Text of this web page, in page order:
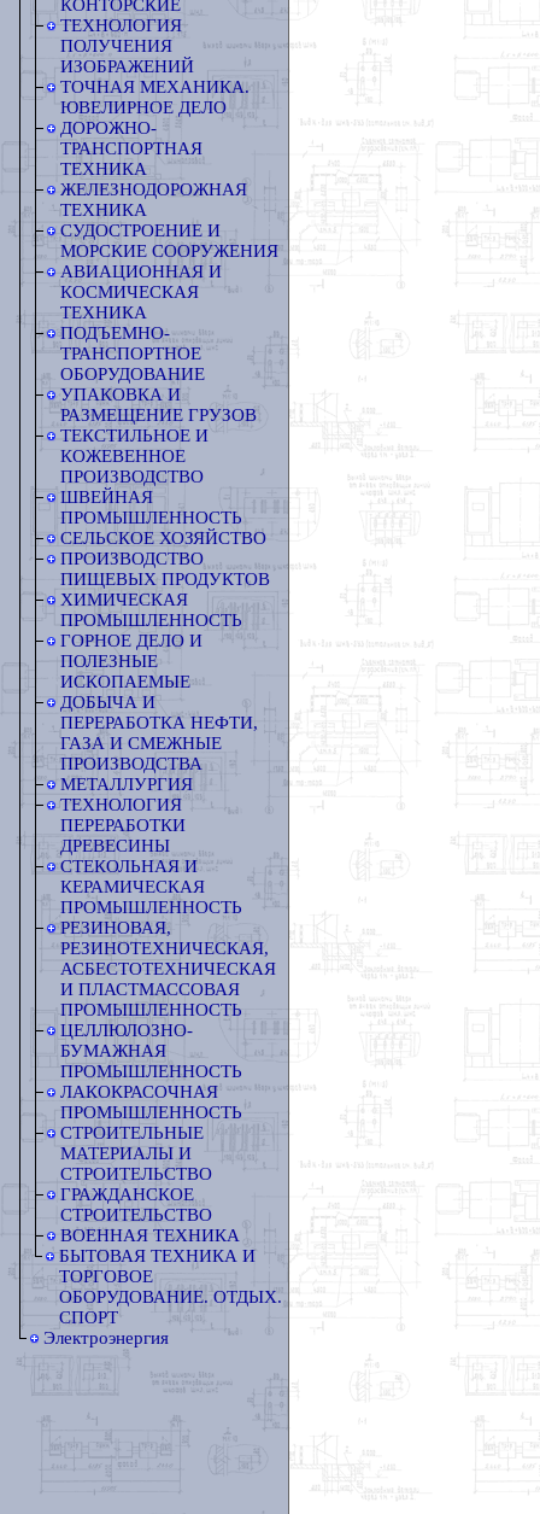
КОНТОРСКИЕ
ТЕХНОЛОГИЯ
ПОЛУЧЕНИЯ
ИЗОБРАЖЕНИЙ
ТОЧНАЯ МЕХАНИКА.
ЮВЕЛИРНОЕ ДЕЛО
ДОРОЖНО-
ТРАНСПОРТНАЯ
ТЕХНИКА
ЖЕЛЕЗНОДОРОЖНАЯ
ТЕХНИКА
СУДОСТРОЕНИЕ И
МОРСКИЕ СООРУЖЕНИЯ
АВИАЦИОННАЯ И
КОСМИЧЕСКАЯ
ТЕХНИКА
ПОДЪЕМНО-
ТРАНСПОРТНОЕ
ОБОРУДОВАНИЕ
УПАКОВКА И
РАЗМЕЩЕНИЕ ГРУЗОВ
ТЕКСТИЛЬНОЕ И
КОЖЕВЕННОЕ
ПРОИЗВОДСТВО
ШВЕЙНАЯ
ПРОМЫШЛЕННОСТЬ
СЕЛЬСКОЕ ХОЗЯЙСТВО
ПРОИЗВОДСТВО
ПИЩЕВЫХ ПРОДУКТОВ
ХИМИЧЕСКАЯ
ПРОМЫШЛЕННОСТЬ
ГОРНОЕ ДЕЛО И
ПОЛЕЗНЫЕ
ИСКОПАЕМЫЕ
ДОБЫЧА И
ПЕРЕРАБОТКА НЕФТИ,
ГАЗА И СМЕЖНЫЕ
ПРОИЗВОДСТВА
МЕТАЛЛУРГИЯ
ТЕХНОЛОГИЯ
ПЕРЕРАБОТКИ
ДРЕВЕСИНЫ
СТЕКОЛЬНАЯ И
КЕРАМИЧЕСКАЯ
ПРОМЫШЛЕННОСТЬ
РЕЗИНОВАЯ,
РЕЗИНОТЕХНИЧЕСКАЯ,
АСБЕСТОТЕХНИЧЕСКАЯ
И ПЛАСТМАССОВАЯ
ПРОМЫШЛЕННОСТЬ
ЦЕЛЛЮЛОЗНО-
БУМАЖНАЯ
ПРОМЫШЛЕННОСТЬ
ЛАКОКРАСОЧНАЯ
ПРОМЫШЛЕННОСТЬ
СТРОИТЕЛЬНЫЕ
МАТЕРИАЛЫ И
СТРОИТЕЛЬСТВО
ГРАЖДАНСКОЕ
СТРОИТЕЛЬСТВО
ВОЕННАЯ ТЕХНИКА
БЫТОВАЯ ТЕХНИКА И
ТОРГОВОЕ
ОБОРУДОВАНИЕ. ОТДЫХ.
СПОРТ
Электроэнергия